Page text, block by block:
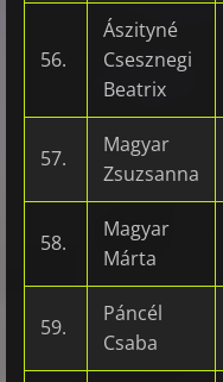
56.
Ászityné
Csesznegi
Beatrix
57.
Magyar
Zsuzsanna
58.
Magyar
Márta
59.
Páncél
Csaba